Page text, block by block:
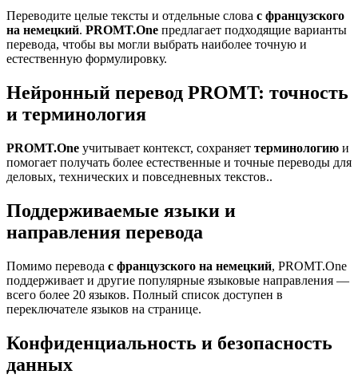
Переводите целые тексты и отдельные слова с французского
на немецкий. PROMT.One предлагает подходящие варианты
перевода, чтобы вы могли выбрать наиболее точную и
естественную формулировку.
Нейронный перевод PROMT: точность
и терминология
PROMT.One учитывает контекст, сохраняет терминологию и
помогает получать более естественные и точные переводы для
деловых, технических и повседневных текстов..
Поддерживаемые языки и
направления перевода
Помимо перевода с французского на немецкий, PROMT.One
поддерживает и другие популярные языковые направления —
всего более 20 языков. Полный список доступен в
переключателе языков на странице.
Конфиденциальность и безопасность
данных